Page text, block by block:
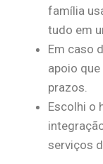
família
tudo em
Em caso
apoio
prazos.
Escolhi o
serviços